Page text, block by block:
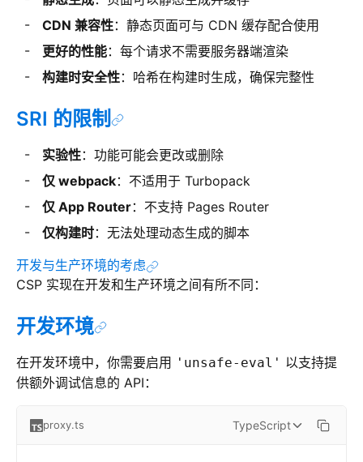
CDN 兼容性：静态页面可与 CDN 缓存配合使用
更好的性能：每个请求不需要服务器端渲染
构建时安全性：哈希在构建时生成，确保完整性
SRI 的限制
实验性：功能可能会更改或删除
仅 webpack：不适用于 Turbopack
仅 App Router：不支持 Pages Router
仅构建时：无法处理动态生成的脚本
开发与生产环境的考虑
CSP 实现在开发和生产环境之间有所不同：
开发环境
在开发环境中，你需要启用 'unsafe-eval' 以支持提
供额外调试信息的 API：
proxy.ts TypeScript